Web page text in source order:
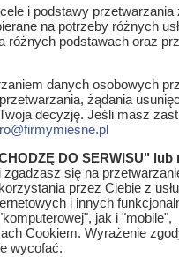
i podstawy
na potrzeby różnych
różnych podstawach oraz
danych osobowych
żądania
decyzję. Jeśli masz
DO SERWISU"
zgadzasz się na
przez Ciebie z
i innych
jak i "mobile",
Cookiem. Wyrażenie
wycofać.